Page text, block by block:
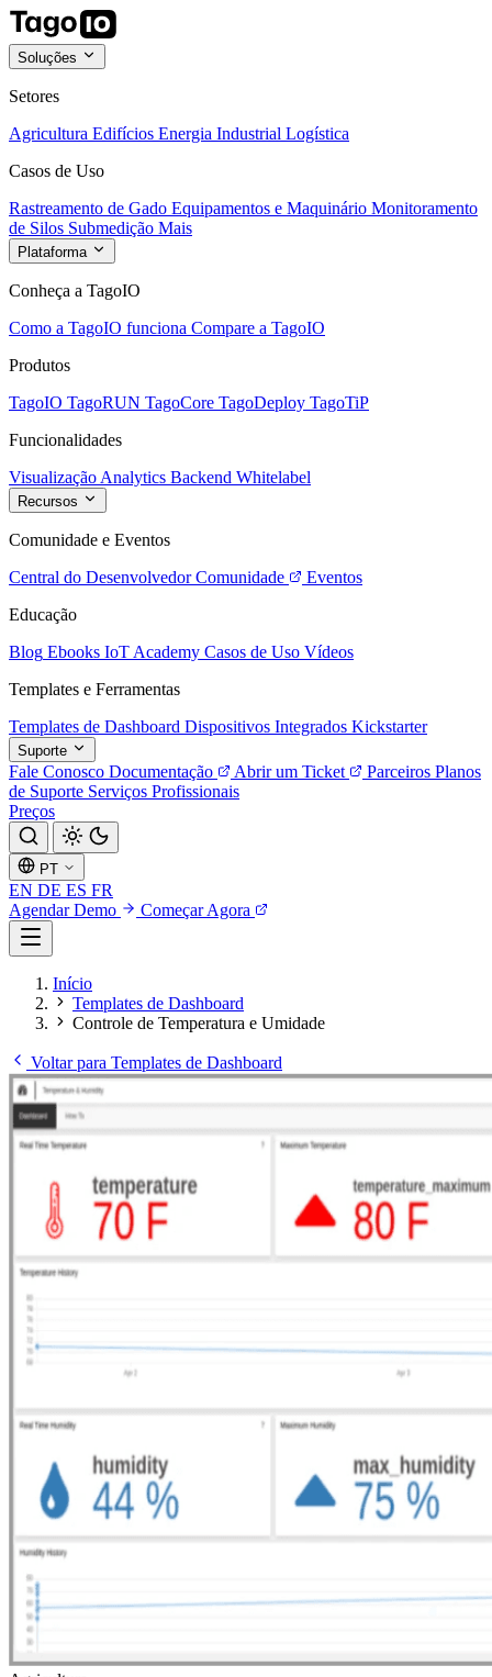
Soluções
Setores
Agricultura Edifícios Energia Industrial Logística
Casos de Uso
Rastreamento de Gado Equipamentos e Maquinário Monitoramento
de Silos Submedição Mais
Plataforma
Conheça a TagoIO
Como a TagoIO funciona Compare a TagoIO
Produtos
TagoIO TagoRUN TagoCore TagoDeploy TagoTiP
Funcionalidades
Visualização Analytics Backend Whitelabel
Recursos
Comunidade e Eventos
Central do Desenvolvedor Comunidade
Eventos
Educação
Blog Ebooks IoT Academy Casos de Uso Vídeos
Templates e Ferramentas
Templates de Dashboard Dispositivos Integrados Kickstarter
Suporte
Fale Conosco Documentação Abrir um Ticket Parceiros Planos
de Suporte Serviços Profissionais
Preços
PT
EN DE ES FR
Agendar Demo
Começar Agora
Início
Templates de Dashboard
Controle de Temperatura e Umidade
Voltar para Templates de Dashboard